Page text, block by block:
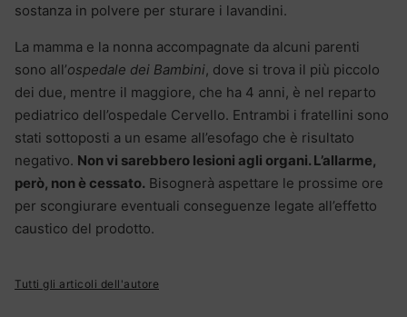
sostanza in polvere per sturare i lavandini.
La mamma e la nonna accompagnate da alcuni parenti
sono all’ospedale dei Bambini, dove si trova il più piccolo
dei due, mentre il maggiore, che ha 4 anni, è nel reparto
pediatrico dell’ospedale Cervello. Entrambi i fratellini sono
stati sottoposti a un esame all’esofago che è risultato
negativo. Non vi sarebbero lesioni agli organi. L’allarme,
però, non è cessato. Bisognerà aspettare le prossime ore
per scongiurare eventuali conseguenze legate all’effetto
caustico del prodotto.
Tutti gli articoli dell'autore